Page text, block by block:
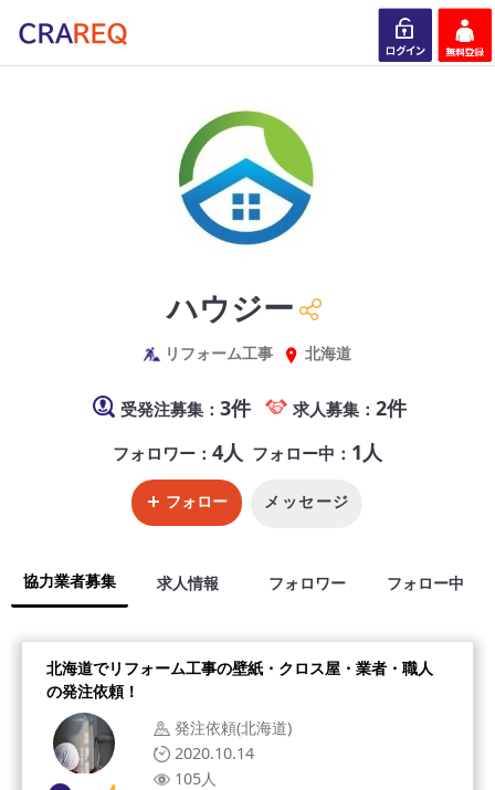
ハウジー
リフォーム工事 北海道
受発注募集：3件 求人募集：2件
フォロワー： 4人 フォロー中： 1人
フォロー メッセージ
協力業者募集 求人情報 フォロワー フォロー中
北海道でリフォーム工事の壁紙・クロス屋・業者・職人
の発注依頼！
発注依頼(北海道)
2020.10.14
105人